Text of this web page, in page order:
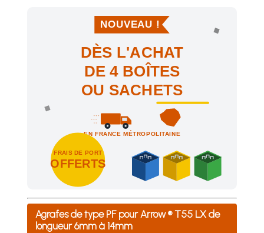
NOUVEAU !
DÈS L'ACHAT
DE 4 BOÎTES
OU SACHETS
EN FRANCE MÉTROPOLITAINE
FRAIS DE PORT
OFFERTS
Achetez 4 sachets ou boîtes d'agrafes ou de pointes et
Agrafes de type PF pour Arrow ® T55 LX de
longueur 6mm à 14mm